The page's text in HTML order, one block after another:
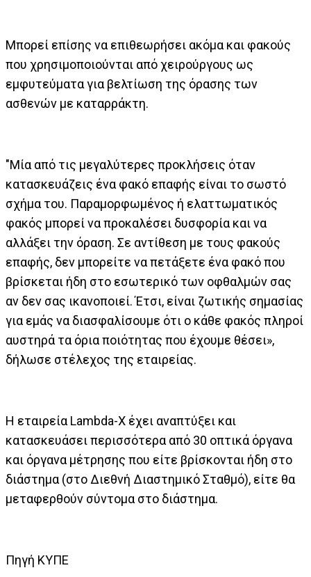
Μπορεί επίσης να επιθεωρήσει ακόμα και φακούς
που χρησιμοποιούνται από χειρούργους ως
εμφυτεύματα για βελτίωση της όρασης των
ασθενών με καταρράκτη.
"Μία από τις μεγαλύτερες προκλήσεις όταν
κατασκευάζεις ένα φακό επαφής είναι το σωστό
σχήμα του. Παραμορφωμένος ή ελαττωματικός
φακός μπορεί να προκαλέσει δυσφορία και να
αλλάξει την όραση. Σε αντίθεση με τους φακούς
επαφής, δεν μπορείτε να πετάξετε ένα φακό που
βρίσκεται ήδη στο εσωτερικό των οφθαλμών σας
αν δεν σας ικανοποιεί. Έτσι, είναι ζωτικής σημασίας
για εμάς να διασφαλίσουμε ότι ο κάθε φακός πληροί
αυστηρά τα όρια ποιότητας που έχουμε θέσει»,
δήλωσε στέλεχος της εταιρείας.
Η εταιρεία Lambda-X έχει αναπτύξει και
κατασκευάσει περισσότερα από 30 οπτικά όργανα
και όργανα μέτρησης που είτε βρίσκονται ήδη στο
διάστημα (στο Διεθνή Διαστημικό Σταθμό), είτε θα
μεταφερθούν σύντομα στο διάστημα.
Πηγή ΚΥΠΕ